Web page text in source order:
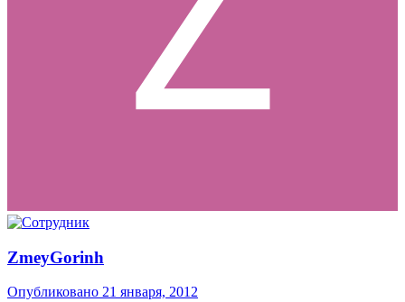
ZmeyGorinh
Опубликовано 21 января, 2012